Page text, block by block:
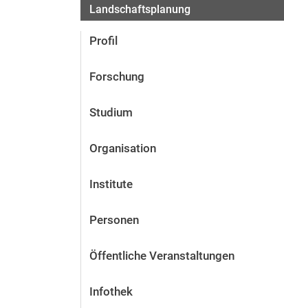
Landschaftsplanung
Profil
Forschung
Studium
Organisation
Institute
Personen
Öffentliche Veranstaltungen
Infothek